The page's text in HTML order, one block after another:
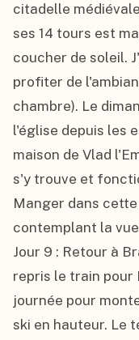
citadelle
ses 14 tours est
coucher de soleil.
profiter de
chambre). Le
l'église depuis les
maison de Vlad
s'y trouve et
Manger dans
contemplant la
Jour 9 : Retour à
repris le train pour
journée pour
ski en hauteur. Le